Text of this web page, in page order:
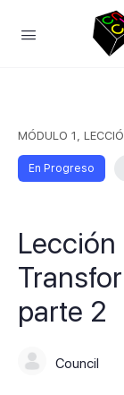
MÓDULO 1,
En Progreso
Lección
parte 2
Council